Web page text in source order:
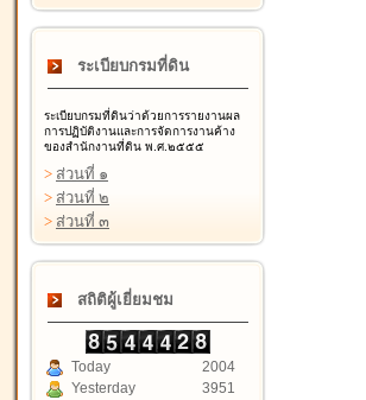
ระเบียบกรมที่ดิน
ระเบียบกรมที่ดินว่าด้วยการรายงานผล
การปฏิบัติงานและการจัดการงานค้าง
ของสำนักงานที่ดิน พ.ศ.๒๕๕๕
> ส่วนที่ ๑
> ส่วนที่ ๒
> ส่วนที่ ๓
สถิติผู้เยี่ยมชม
Today
2004
Yesterday
3951